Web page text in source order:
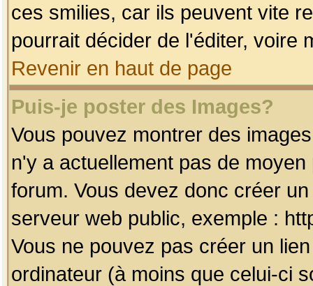
ces smilies, car ils peuvent vite
pourrait décider de l'éditer, voire
Revenir en haut de page
Puis-je poster des Images?
Vous pouvez montrer des
n'y a actuellement pas de
forum. Vous devez donc créer
serveur web public, exemple :
Vous ne pouvez pas créer un
ordinateur (à moins que celui-ci